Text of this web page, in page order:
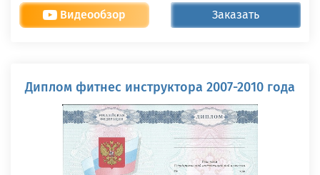
Видеообзор Заказать
Диплом фитнес инструктора 2007-2010 года